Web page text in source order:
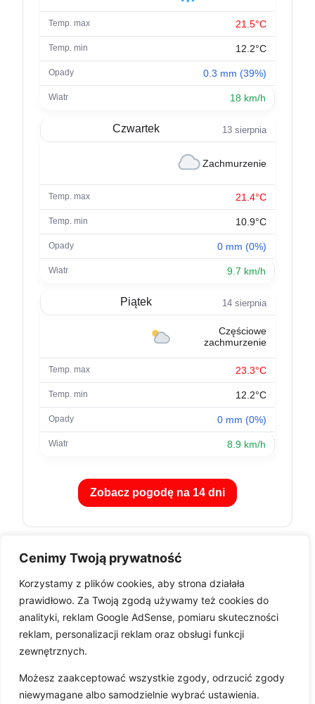
Cenimy Twoją prywatność
Korzystamy z plików cookies, aby strona działała
prawidłowo. Za Twoją zgodą używamy też cookies do
analityki, reklam Google AdSense, pomiaru skuteczności
reklam, personalizacji reklam oraz obsługi funkcji
zewnętrznych.
Możesz zaakceptować wszystkie zgody, odrzucić zgody
niewymagane albo samodzielnie wybrać ustawienia.
21.5°C
12.2°C
0.3 mm (39%)
18 km/h
Czwartek 13 sierpnia
Zachmurzenie
21.4°C
10.9°C
0 mm (0%)
9.7 km/h
Piątek 14 sierpnia
Częściowe
zachmurzenie
23.3°C
12.2°C
0 mm (0%)
8.9 km/h
Zobacz pogodę na 14 dni